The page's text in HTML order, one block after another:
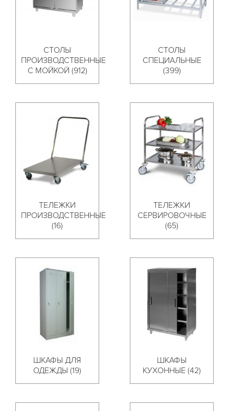
СТОЛЫ
ПРОИЗВОДСТВЕННЫЕ
С МОЙКОЙ (912)
СТОЛЫ
СПЕЦИАЛЬНЫЕ
(399)
ТЕЛЕЖКИ
ПРОИЗВОДСТВЕННЫЕ
(16)
ТЕЛЕЖКИ
СЕРВИРОВОЧНЫЕ
(65)
ШКАФЫ ДЛЯ
ОДЕЖДЫ (19)
ШКАФЫ
КУХОННЫЕ (42)